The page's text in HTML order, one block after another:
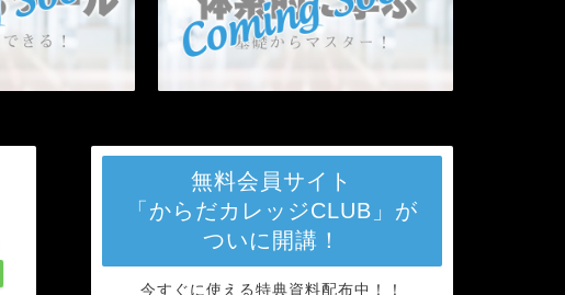
無料会員サイト
「からだカレッジCLUB」が
ついに開講！
今すぐに使える特典資料配布中！！